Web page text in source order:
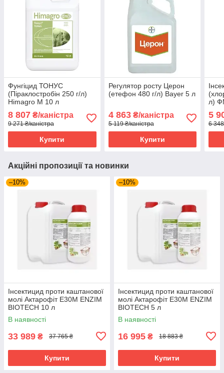
Фунгіцид ТОНУС
(Піраклостробін 250 г/л)
Himagro M 10 л
8 807 ₴/каністра
9 271 ₴/каністра
Купити
Регулятор росту Церон
(етефон 480 г/л) Bayer 5 л
4 863₴/каністра
5 119 ₴/каністра
Купити
л)
5
6
Акційні пропозиції та новинки
–10%
Інсектицид проти каштанової
молі Актарофіт Е30М ENZIM
BIOTECH 10 л
В наявності
33 989 ₴ 37 765 ₴
Купити
–10%
Інсектицид проти каштанової
молі Актарофіт Е30М ENZIM
BIOTECH 5 л
В наявності
16 995 ₴ 18 883 ₴
Купити